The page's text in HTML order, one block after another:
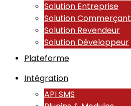
Solution Entreprise
Solution Commerçant
Solution Revendeur
Solution Développeur
Plateforme
Intégration
API SMS